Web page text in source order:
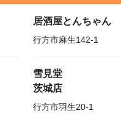
居酒屋とんちゃん
行方市麻生142-1
雪見堂
茨城店
行方市羽生20-1